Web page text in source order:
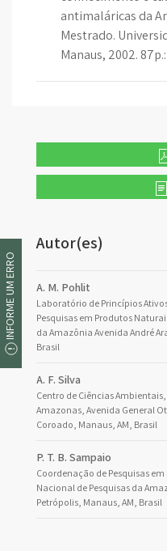
antimaláricas da
Mestrado.
Manaus, 2002.
Autor(es)
A. M. Pohlit
Laboratório de Princípios
Pesquisas em Produtos
da Amazônia Avenida André
Brasil
A. F. Silva
Centro de Ciências
Amazonas, Avenida General
Coroado, Manaus, AM, Brasil
P. T. B. Sampaio
Coordenação de Pesquisas
Nacional de Pesquisas da
Petrópolis, Manaus, AM, Brasil
INFORME UM ERRO